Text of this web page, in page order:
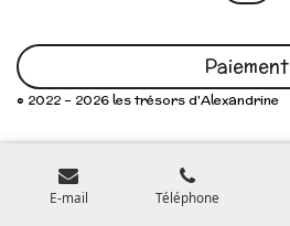
Paiement
© 2022 - 2026 les trésors d'Alexandrine
E-mail Téléphone